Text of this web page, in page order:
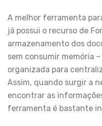
A melhor ferramenta
já possui o recurso de
armazenamento dos
sem consumir memória
organizada para
Assim, quando surgir a
encontrar as
ferramenta é bastante